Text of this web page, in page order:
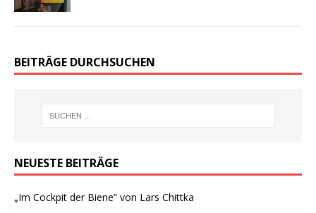
BEITRÄGE DURCHSUCHEN
NEUESTE BEITRÄGE
„Im Cockpit der Biene“ von Lars Chittka